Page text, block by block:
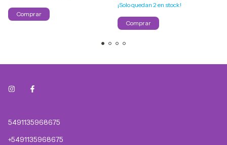
¡Solo quedan 2 en stock!
5491135968675
+5491135968675